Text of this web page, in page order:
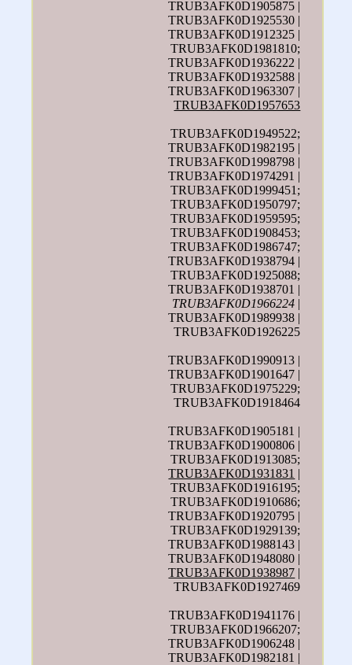
TRUB3AFK0D1905875 |
TRUB3AFK0D1925530 |
TRUB3AFK0D1912325 |
TRUB3AFK0D1981810;
TRUB3AFK0D1936222 |
TRUB3AFK0D1932588 |
TRUB3AFK0D1963307 |
TRUB3AFK0D1957653
TRUB3AFK0D1949522;
TRUB3AFK0D1982195 |
TRUB3AFK0D1998798 |
TRUB3AFK0D1974291 |
TRUB3AFK0D1999451;
TRUB3AFK0D1950797;
TRUB3AFK0D1959595;
TRUB3AFK0D1908453;
TRUB3AFK0D1986747;
TRUB3AFK0D1938794 |
TRUB3AFK0D1925088;
TRUB3AFK0D1938701 |
TRUB3AFK0D1966224 |
TRUB3AFK0D1989938 |
TRUB3AFK0D1926225
TRUB3AFK0D1990913 |
TRUB3AFK0D1901647 |
TRUB3AFK0D1975229;
TRUB3AFK0D1918464
TRUB3AFK0D1905181 |
TRUB3AFK0D1900806 |
TRUB3AFK0D1913085;
TRUB3AFK0D1931831 |
TRUB3AFK0D1916195;
TRUB3AFK0D1910686;
TRUB3AFK0D1920795 |
TRUB3AFK0D1929139;
TRUB3AFK0D1988143 |
TRUB3AFK0D1948080 |
TRUB3AFK0D1938987 |
TRUB3AFK0D1927469
TRUB3AFK0D1941176 |
TRUB3AFK0D1966207;
TRUB3AFK0D1906248 |
TRUB3AFK0D1982181 |